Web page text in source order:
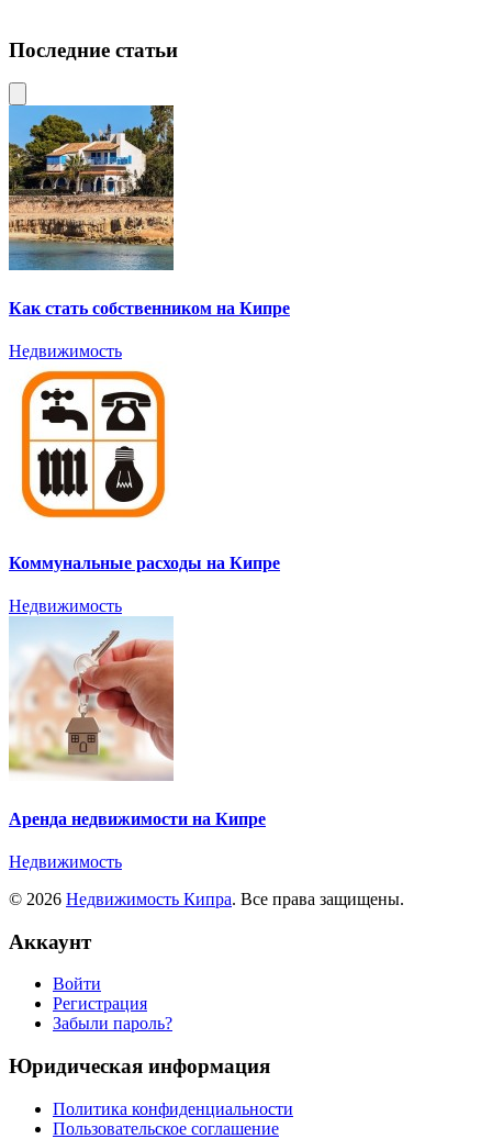
Последние статьи
Как стать собственником на Кипре
Недвижимость
Коммунальные расходы на Кипре
Недвижимость
Аренда недвижимости на Кипре
Недвижимость
© 2026 Недвижимость Кипра. Все права защищены.
Аккаунт
Войти
Регистрация
Забыли пароль?
Юридическая информация
Политика конфиденциальности
Пользовательское соглашение